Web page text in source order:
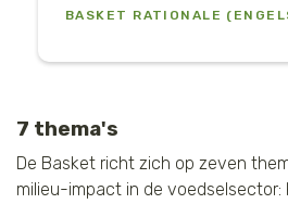
BASKET RATIONALE
7 thema's
De Basket richt zich op zeven
milieu-impact in de voedselsector: